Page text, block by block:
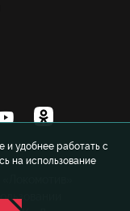
и удобнее работать с
на использование